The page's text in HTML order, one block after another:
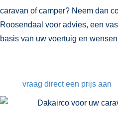
caravan of camper? Neem dan
Roosendaal voor advies, een
basis van uw voertuig en
vraag direct een prijs aan